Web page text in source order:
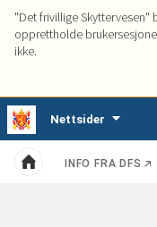
"Det frivillige
opprettholde
ikke.
Tjenester
Nettsider
Kategorier
Hjem INFO FRA DFS